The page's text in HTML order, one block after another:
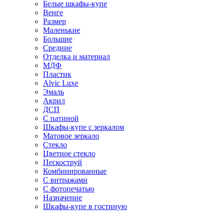
Белые шкафы-купе
Венге
Размер
Маленькие
Большие
Средние
Отделка и материал
МДФ
Пластик
Alvic Luxe
Эмаль
Акрил
ДСП
С патиной
Шкафы-купе с зеркалом
Матовое зеркало
Стекло
Цветное стекло
Пескоструй
Комбинированные
С витражами
С фотопечатью
Назначение
Шкафы-купе в гостиную